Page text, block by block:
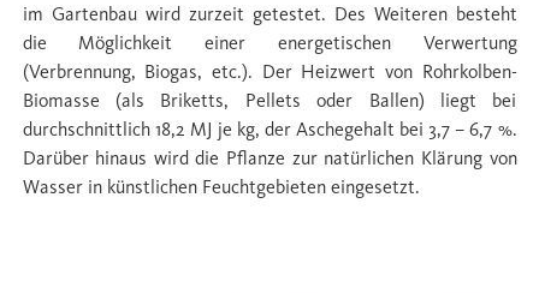
im Gartenbau wird zurzeit getestet. Des Weiteren besteht
die Möglichkeit einer energetischen Verwertung
(Verbrennung, Biogas, etc.). Der Heizwert von Rohrkolben-
Biomasse (als Briketts, Pellets oder Ballen) liegt bei
durchschnittlich 18,2 MJ je kg, der Aschegehalt bei 3,7 – 6,7 %.
Darüber hinaus wird die Pﬂanze zur natürlichen Klärung von
Wasser in künstlichen Feuchtgebieten eingesetzt.